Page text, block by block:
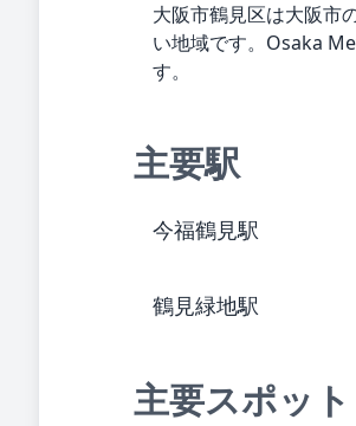
大阪市鶴見区は大阪市
い地域です。Osaka
す。
主要駅
今福鶴見駅
鶴見緑地駅
主要スポッ